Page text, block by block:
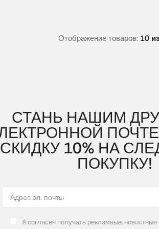
Отображение товаров: 10
СТАНЬ НАШИМ
СКИДКУ 10% НА
ПОКУПКУ!
Я согласен получать рекламные,